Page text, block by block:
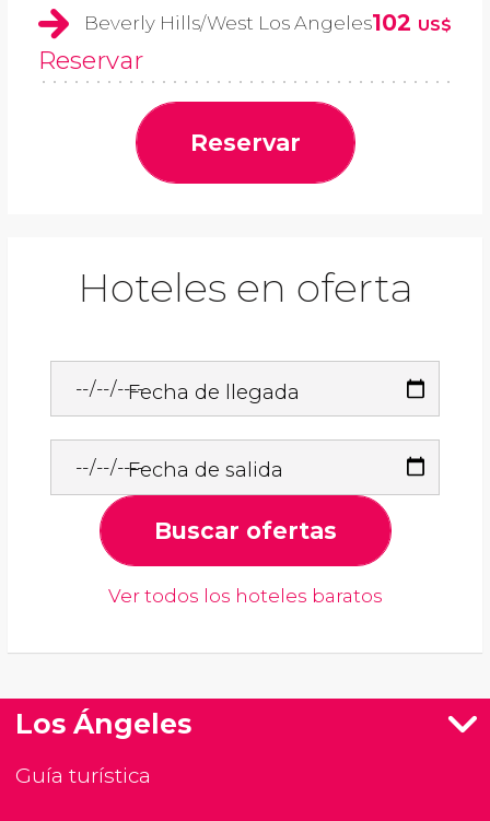
Beverly Hills/West Los Angeles102 US$
Reservar
Reservar
Hoteles en oferta
Fecha de llegada
Fecha de salida
Buscar ofertas
Ver todos los hoteles baratos
Los Ángeles
Guía turística